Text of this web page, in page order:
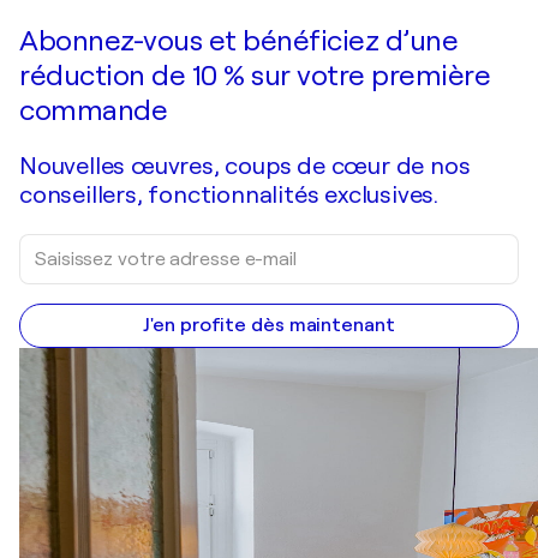
Abonnez-vous et bénéficiez d’une
réduction de 10 % sur votre première
commande
Nouvelles œuvres, coups de cœur de nos
conseillers, fonctionnalités exclusives.
J'en profite dès maintenant